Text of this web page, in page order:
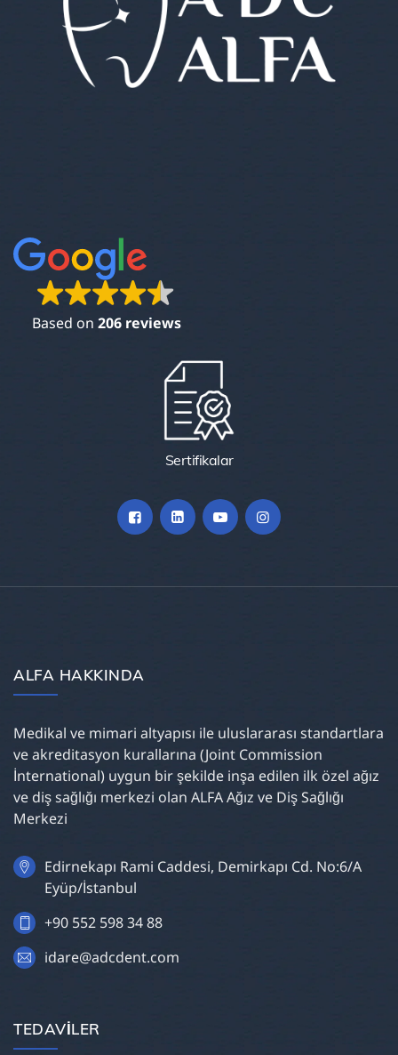
Based on 206 reviews
Sertifikalar
ALFA HAKKINDA
Medikal ve mimari altyapısı ile uluslararası standartlara
ve akreditasyon kurallarına (Joint Commission
İnternational) uygun bir şekilde inşa edilen ilk özel ağız
ve diş sağlığı merkezi olan ALFA Ağız ve Diş Sağlığı
Merkezi
Edirnekapı Rami Caddesi, Demirkapı Cd. No:6/A
Eyüp/İstanbul
+90 552 598 34 88
idare@adcdent.com
TEDAVILER